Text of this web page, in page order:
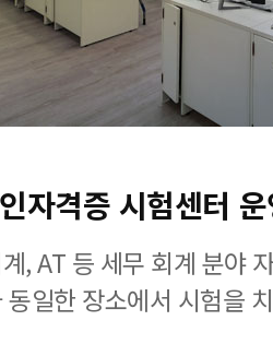
자격증 시험센터
, AT 등 세무 회계 분야
일한 장소에서 시험을